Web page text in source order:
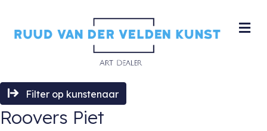
Filter op kunstenaar
Roovers Piet